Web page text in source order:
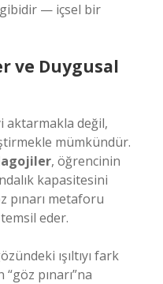
gibidir — içsel bir
ve Duygusal
aktarmakla değil,
mümkündür.
, öğrencinin
kapasitesini
pınarı metaforu
eder.
ışıltıyı fark
pınarı”na